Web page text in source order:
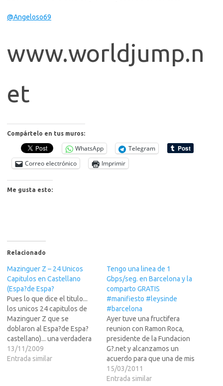
@Angeloso69
www.worldjump.n
et
Compártelo en tus muros:
WhatsApp
Telegram
Correo electrónico
Imprimir
Me gusta esto:
Relacionado
Mazinguer Z – 24 Unicos
Capitulos en Castellano
(Espa?de Espa?
Pues lo que dice el titulo...
los unicos 24 capitulos de
Mazinguer Z que se
doblaron al Espa?de Espa?
castellano)... una verdadera
joya, de la cual estan los
links en LEER MAS
13/11/2009
Entrada similar
Tengo una linea de 1
Gbps/seg. en Barcelona y la
comparto GRATIS
#manifiesto #leysinde
#barcelona
Ayer tuve una fructifera
reunion con Ramon Roca,
presidente de la Fundacion
G?.net y alcanzamos un
acuerdo para que una de mis
compa? americanas
(Serviline), aprovechando mi
15/03/2011
Entrada similar